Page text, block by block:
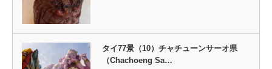
タイ77景（10）チャチューンサーオ県
（Chachoeng Sa…